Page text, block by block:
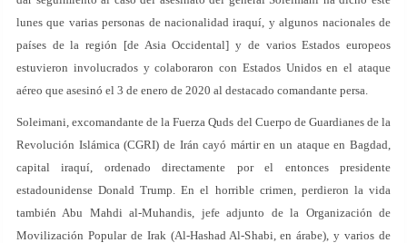
lunes que varias personas de nacionalidad iraquí, y algunos nacionales de
países de la región [de Asia Occidental] y de varios Estados europeos
estuvieron involucrados y colaboraron con Estados Unidos en el ataque
aéreo que asesinó el 3 de enero de 2020 al destacado comandante persa.
Soleimani, excomandante de la Fuerza Quds del Cuerpo de Guardianes de la
Revolución Islámica (CGRI) de Irán cayó mártir en un ataque en Bagdad,
capital iraquí, ordenado directamente por el entonces presidente
estadounidense Donald Trump. En el horrible crimen, perdieron la vida
también Abu Mahdi al-Muhandis, jefe adjunto de la Organización de
Movilización Popular de Irak (Al-Hashad Al-Shabi, en árabe), y varios de